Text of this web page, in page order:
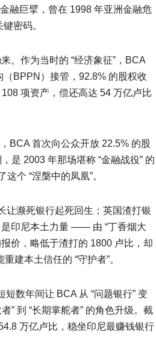
融巨擘，曾在 1998 年亚洲金融危
密码。
。作为当时的 “经济象征”，BCA
BPPN）接管，92.8% 的股权收
项资产，偿还高达 54 万亿卢比
BCA 首次向公众开放 22.5% 的股
是 2003 年那场堪称 “金融战役” 的
个 “涅槃中的凤凰”。
让濒死银行起死回生；英国渣打银
印尼本土力量 —— 由 “丁香烟大
价，略低于渣打的 1800 卢比，却
建本土信任的 “守护者”。
数年间让 BCA 从 “问题银行” 变
” 到 “长期掌舵者” 的角色升级。截
万亿卢比，稳坐印尼最赚钱银行